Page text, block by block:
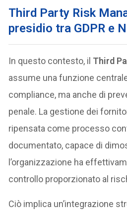
Third Party Risk
presidio tra GDPR e
In questo contesto, il Third
assume una funzione
compliance, ma anche di
penale. La gestione dei
ripensata come processo
documentato, capace di
l’organizzazione ha
controllo proporzionato al
Ciò implica un’integrazione